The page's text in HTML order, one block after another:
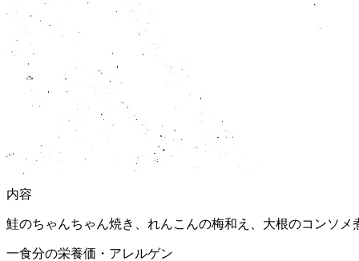
内容
鮭のちゃんちゃん焼き、れんこんの梅和え、大根のコンソメ
一食分の栄養価・アレルゲン